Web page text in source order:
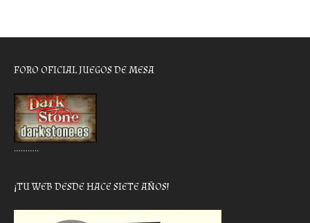
FORO OFICIAL JUEGOS DE MESA
………..
¡TU WEB DESDE HACE SIETE AÑOS!